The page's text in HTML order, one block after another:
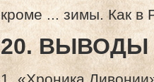
кроме ... зимы. Как в
20. ВЫВОДЫ
1. «Хроника